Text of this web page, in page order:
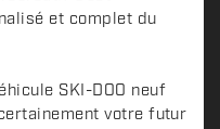
et complet du
SKI-DOO neuf
votre futur